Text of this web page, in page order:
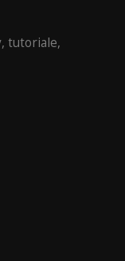
tutoriale,